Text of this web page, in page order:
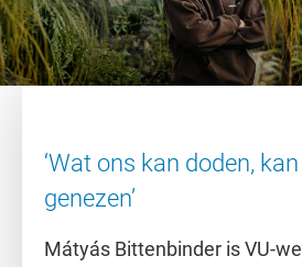
‘Wat ons kan doden,
genezen’
Mátyás Bittenbinder is VU-